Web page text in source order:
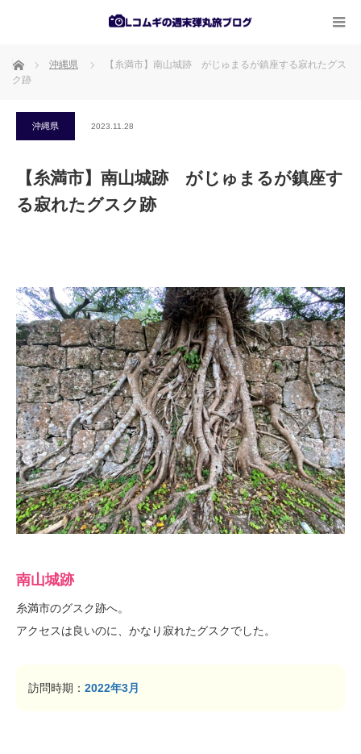
ホーム 沖縄県
【糸満市】南山城跡 がじゅまるが鎮座する寂れたグス
ク跡
沖縄県 2023.11.28
【糸満市】南山城跡 がじゅまるが鎮座す
る寂れたグスク跡
南山城跡
糸満市のグスク跡へ。
アクセスは良いのに、かなり寂れたグスクでした。
訪問時期： 2022年3月